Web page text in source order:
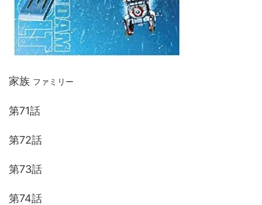
家族 ファミリー
第71話
第72話
第73話
第74話